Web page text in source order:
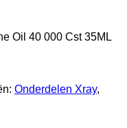
Oil 40 000 Cst 35ML
Onderdelen Xray,